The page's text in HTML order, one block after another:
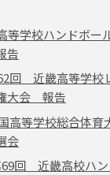
学校ハンドボー
告
回 近畿高等学校
大会 報告
高等学校総合体育
会
回 近畿高校ハン